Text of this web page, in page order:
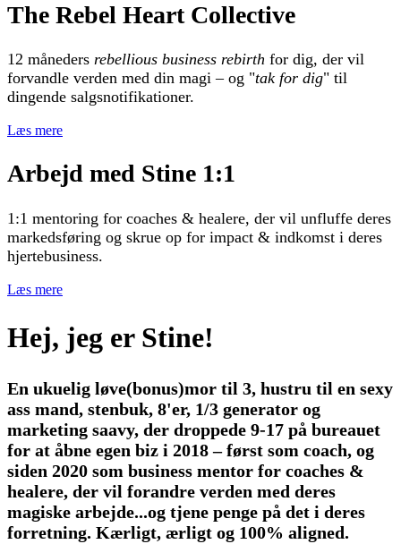
The Rebel Heart Collective
12 måneders rebellious business rebirth for dig, der vil
forvandle verden med din magi – og "tak for dig" til
dingende salgsnotifikationer.
Læs mere
Arbejd med Stine 1:1
1:1 mentoring for coaches & healere, der vil unfluffe deres
markedsføring og skrue op for impact & indkomst i deres
hjertebusiness.
Læs mere
Hej, jeg er Stine!
En ukuelig løve(bonus)mor til 3, hustru til en sexy
ass mand, stenbuk, 8'er, 1/3 generator og
marketing saavy, der droppede 9-17 på bureauet
for at åbne egen biz i 2018 – først som coach, og
siden 2020 som business mentor for coaches &
healere, der vil forandre verden med deres
magiske arbejde...og tjene penge på det i deres
forretning. Kærligt, ærligt og 100% aligned.